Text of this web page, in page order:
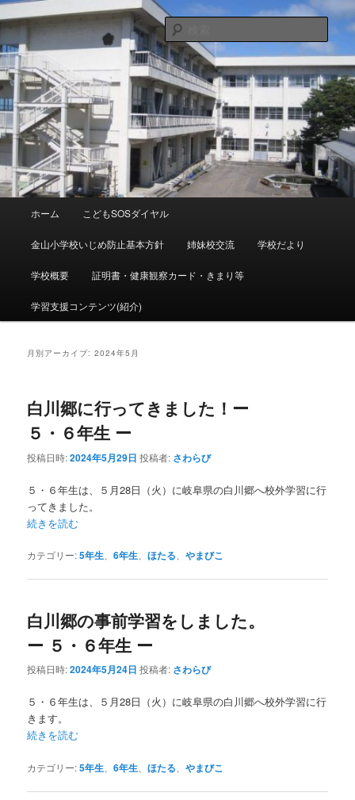
メ
イ
ン
コ
ン
テ
ン
ツ
へ
移
動
サ
ブ
コ
ン
テ
ン
ツ
へ
移
動
射水市立金山小学校
富山県射水市青井谷１６４８ ℡０７６６－５６－００９０
メール：kanayama-es@tym.ed.jp
索
ホーム こどもSOSダイヤル
金山小学校いじめ防止基本方針 姉妹校交流 学校だより
学校概要 証明書・健康観察カード・きまり等
学習支援コンテンツ(紹介)
月別アーカイブ:2024年5月
白川郷に行ってきました！ー
５・６年生 ー
投稿日時:2024年5月29日 投稿者: さわらび
５・６年生は、５月28日（火）に岐阜県の白川郷へ校外学習に行
ってきました。
続きを読む
カテゴリー:5年生 、6年生 、ほたる 、やまびこ
白川郷の事前学習をしました。
ー ５・６年生 ー
投稿日時:2024年5月24日 投稿者: さわらび
５・６年生は、５月28日（火）に岐阜県の白川郷へ校外学習に行
きます。
続きを読む
カテゴリー:5年生 、6年生 、ほたる 、やまびこ